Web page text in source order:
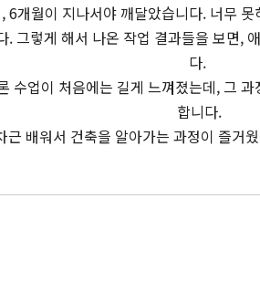
개월이 지나서야 깨달았습니다. 너무
그렇게 해서 나온 작업 결과들을 보면,
다.
수업이 처음에는 길게 느껴졌는데, 그
합니다.
근 배워서 건축을 알아가는 과정이 즐거